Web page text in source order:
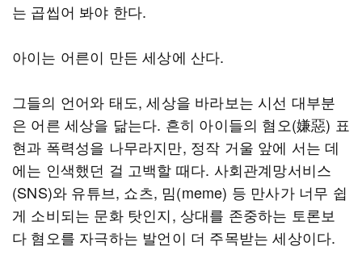
는 곱씹어 봐야 한다.
아이는 어른이 만든 세상에 산다.
그들의 언어와 태도, 세상을 바라보는 시선 대부분
은 어른 세상을 닮는다. 흔히 아이들의 혐오(嫌惡) 표
현과 폭력성을 나무라지만, 정작 거울 앞에 서는 데
에는 인색했던 걸 고백할 때다. 사회관계망서비스
(SNS)와 유튜브, 쇼츠, 밈(meme) 등 만사가 너무 쉽
게 소비되는 문화 탓인지, 상대를 존중하는 토론보
다 혐오를 자극하는 발언이 더 주목받는 세상이다.